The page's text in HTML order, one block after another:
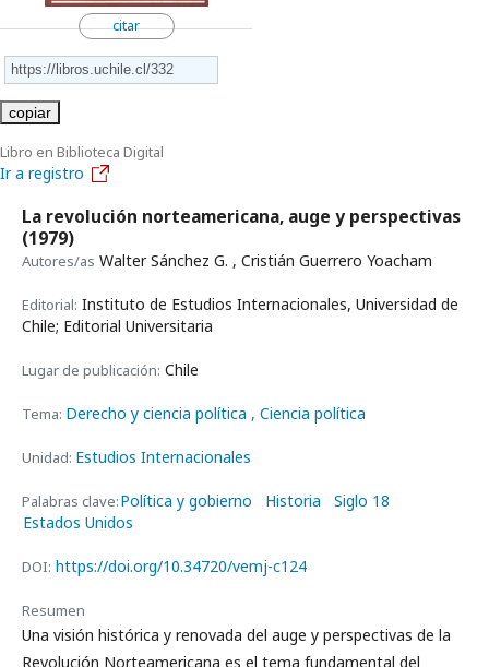
citar
copiar
Libro en Biblioteca Digital
Ir a registro
La revolución norteamericana, auge y perspectivas
(1979)
Autores/as Walter Sánchez G. , Cristián Guerrero Yoacham
Editorial: Instituto de Estudios Internacionales, Universidad de
Chile; Editorial Universitaria
Lugar de publicación: Chile
Tema: Derecho y ciencia política , Ciencia política
Unidad: Estudios Internacionales
Palabras clave:Política y gobierno Historia
Siglo 18
Estados Unidos
DOI: https://doi.org/10.34720/vemj-c124
Resumen
Una visión histórica y renovada del auge y perspectivas de la
Revolución Norteamericana es el tema fundamental del